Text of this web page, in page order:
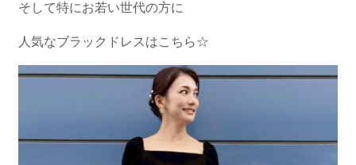
そして特にお若い世代の方に
人気なブラックドレスはこちら☆